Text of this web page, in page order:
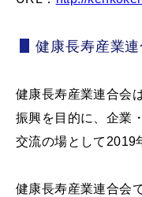
健康長寿産業
健康長寿産業連合会
振興を目的に、企業
交流の場として2019
健康長寿産業連合会